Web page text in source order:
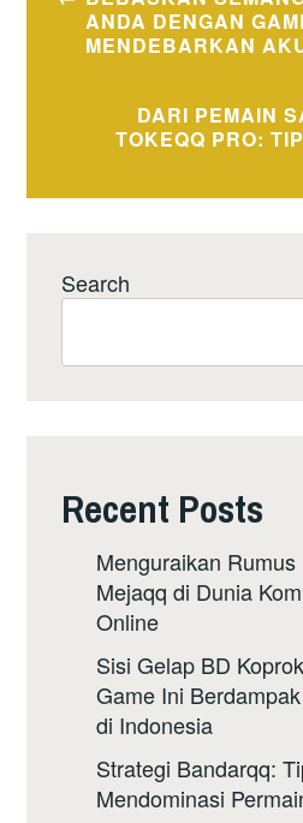
navigation
ANDA DENGAN
MENDEBARKAN
DARI PEMAIN
TOKEQQ PRO:
Search
Recent Posts
Menguraikan
Mejaqq di Dunia
Online
Sisi Gelap BD
Game Ini
di Indonesia
Strategi Bandarqq:
Mendominasi